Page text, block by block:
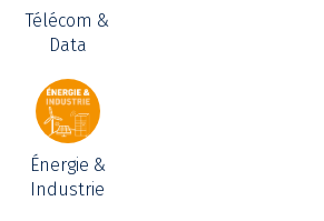
Télécom &
Data
Énergie &
Industrie